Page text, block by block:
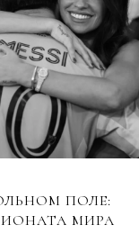
ПОЛЕ:
МИРА